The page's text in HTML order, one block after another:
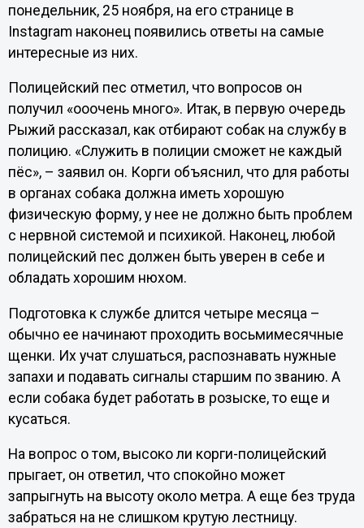
понедельник, 25 ноября, на его странице в
Instagram наконец появились ответы на самые
интересные из них.
Полицейский пес отметил, что вопросов он
получил «ооочень много». Итак, в первую очередь
Рыжий рассказал, как отбирают собак на службу в
полицию. «Служить в полиции сможет не каждый
пёс», – заявил он. Корги объяснил, что для работы
в органах собака должна иметь хорошую
физическую форму, у нее не должно быть проблем
с нервной системой и психикой. Наконец, любой
полицейский пес должен быть уверен в себе и
обладать хорошим нюхом.
Подготовка к службе длится четыре месяца –
обычно ее начинают проходить восьмимесячные
щенки. Их учат слушаться, распознавать нужные
запахи и подавать сигналы старшим по званию. А
если собака будет работать в розыске, то еще и
кусаться.
На вопрос о том, высоко ли корги-полицейский
прыгает, он ответил, что спокойно может
запрыгнуть на высоту около метра. А еще без труда
забраться на не слишком крутую лестницу.